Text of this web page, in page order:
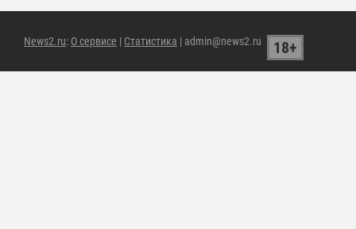
News2.ru: О сервисе | Статистика | admin@news2.ru 18+